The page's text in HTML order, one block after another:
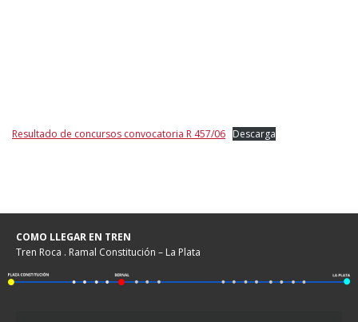
Resultado de concursos convocatoria R 457/06 Descarga
COMO LLEGAR EN TREN
Tren Roca . Ramal Constitución – La Plata